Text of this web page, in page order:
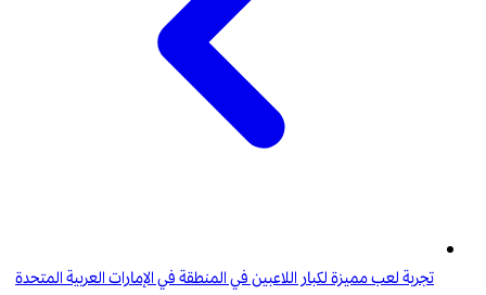
تجربة لعب مميزة لكبار اللاعبين في المنطقة في الإمارات العربية المتحدة